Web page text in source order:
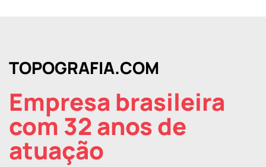
TOPOGRAFIA.COM
Empresa brasileira
com 32 anos de
atuação